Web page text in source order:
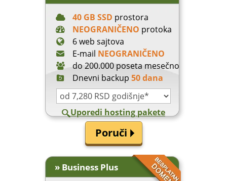
40 GB SSD prostora
NEOGRANIČENO protoka
6 web sajtova
E-mail NEOGRANIČENO
do 200.000 poseta mesečno
Dnevni backup 50 dana
Uporedi hosting pakete
» Business Plus